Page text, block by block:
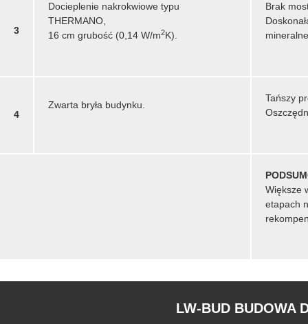
3
Docieplenie nakrokwiowe typu
THERMANO,
16 cm grubość (0,14 W/m2K).
Brak
4
Zwarta bryła budynku.
Tańszy
Większe
etapach
LW-BUD BUDOWA